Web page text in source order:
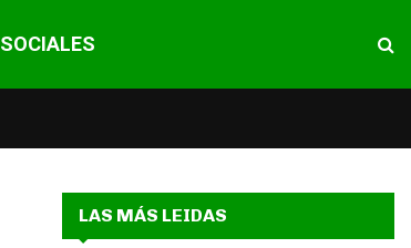
SOCIALES
LAS MÁS LEIDAS